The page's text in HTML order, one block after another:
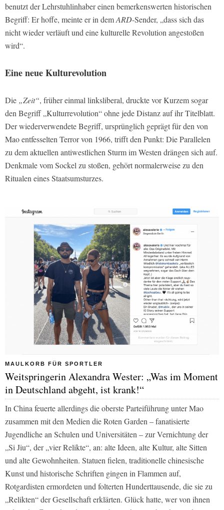
benutzt der Lehrstuhlinhaber einen bemerkenswerten historischen
Begriff: Er hoffe, meinte er in demARD­-Sender, „dass sich das
nicht wie­der verläuft und eine kulturelle Revolu­tion angestoßen
wird“.
Eine neue Kulturevolution
Die „Zeit“, früher einmal linksliberal, druckte vor Kurzem sogar
den Begriff „Kulturrevolution“ ohne jede Distanz auf ihr Titelblatt.
Der wiederverwende­te Begriff, ursprünglich geprägt für den von
Mao entfesselten Terror von 1966, trifft den Punkt: Die Parallelen
zu dem aktuellen antiwestlichen Sturm im Wes­ten drängen sich auf.
Denkmale vom Sockel zu stoßen, gehört normalerweise zu den
Ritualen eines Staatsumsturzes.
MAULKORB FÜR SPORTLER
Weitspringerin Alexandra Wester: „Was im Moment
in Deutschland abgeht, ist krank!“
In China feuerte allerdings die obers­te Parteiführung unter Mao
zusammen mit den Medien die Roten Garden – fa­natisierte
Jugendliche an Schulen und Universitäten – zur Vernichtung der
„Si Jiu“, der „vier Relikte“, an: alte Ideen, alte Kultur, alte Sitten
und alte Gewohn­heiten. Statuen fielen, traditionelle chi­nesische
Kunst und historische Schriften gingen in Flammen auf,
Rotgardisten ermordeten und folterten Hunderttausende, die sie zu
„Relikten“ der Gesellschaft erklärten. Glück hatte, wer von ihnen